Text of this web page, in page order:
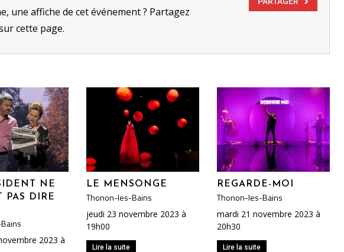
une affiche de cet événement ? Partagez
cette page.
NE
PAS DIRE
2023 à
LE MENSONGE
Thonon-les-Bains
jeudi 23 novembre 2023 à
19h00
Lire la suite
REGARDE-MOI
Thonon-les-Bains
mardi 21 novembre 2023 à
20h30
Lire la suite